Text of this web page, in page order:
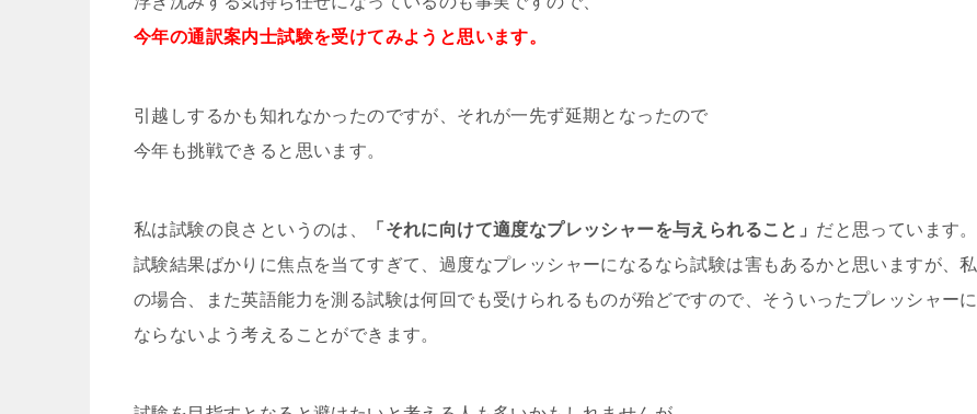
今年の通訳案内士試験を受けてみようと思います。
引越しするかも知れなかったのですが、それが一先ず延期となったので
今年も挑戦できると思います。
私は試験の良さというのは、 「それに向けて適度なプレッシャーを与えられること」 だと思っています。
試験結果ばかりに焦点を当てすぎて、過度なプレッシャーになるなら試験は害もあるかと思いますが、私
の場合、また英語能力を測る試験は何回でも受けられるものが殆どですので、そういったプレッシャーに
ならないよう考えることができます。